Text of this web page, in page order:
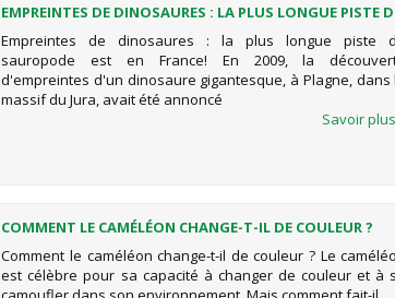
EMPREINTES DE DINOSAURES : LA PLUS LONGUE PISTE
SAUROPODE EST EN FRANCE!
Empreintes de dinosaures : la plus longue piste
sauropode est en France! En 2009, la
d'empreintes d'un dinosaure gigantesque, à Plagne, dans
massif du Jura, avait été annoncé
Savoir
COMMENT LE CAMÉLÉON CHANGE-T-IL DE COULEUR ?
Comment le caméléon change-t-il de couleur ? Le
est célèbre pour sa capacité à changer de couleur et à